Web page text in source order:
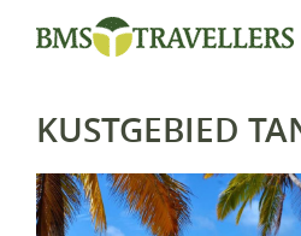
Thema
Fly In Safari
Privé Rondreis
Self-Drive
Afrika
Botswana
Kenia
Centraal Azië
Kirgistan
Europa
Routes
Droomreis
Info
KUSTGEBIED